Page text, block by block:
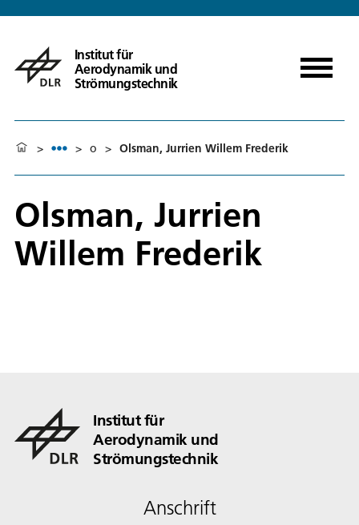
Institut für
Aerodynamik und
Strömungstechnik
> > o > Olsman, Jurrien Willem Frederik
Olsman, Jurrien
Willem Frederik
Institut für
Aerodynamik und
Strömungstechnik
Anschrift